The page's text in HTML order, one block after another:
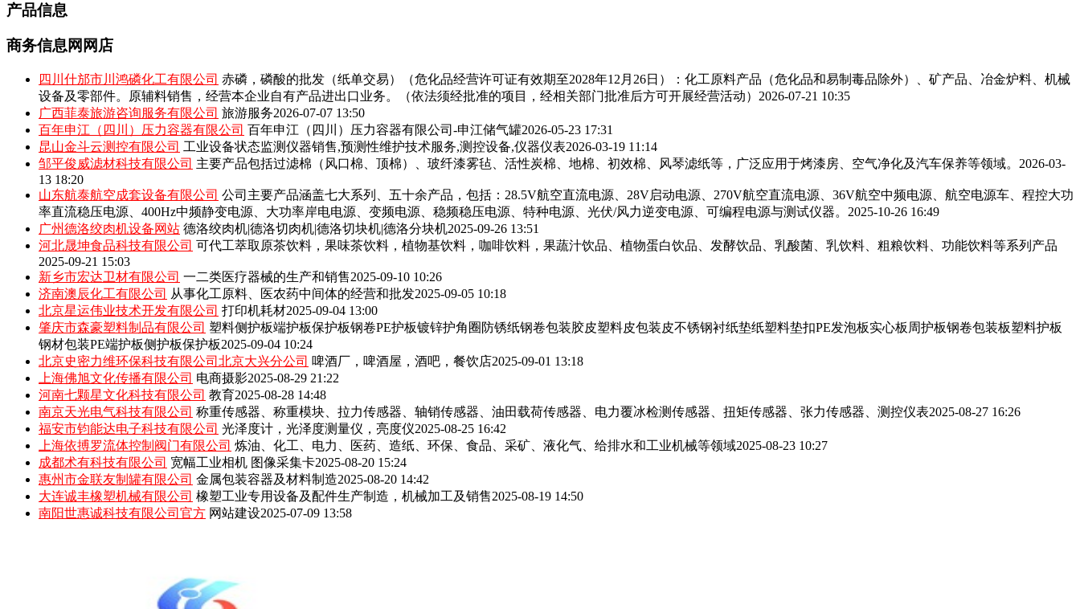
产品信息
商务信息网网店
四川什邡市川鸿磷化工有限公司 赤磷，磷酸的批发（纸单交易）（危化品经营许可证有效期至2028年12月26日）：化工原料产品（危化品和易制毒品除外）、矿产品、冶金炉料、机械
设备及零部件。原辅料销售，经营本企业自有产品进出口业务。（依法须经批准的项目，经相关部门批准后方可开展经营活动） 2026-07-21 10:35
广西菲泰旅游咨询服务有限公司 旅游服务2026-07-07 13:50
百年申江（四川）压力容器有限公司 百年申江（四川）压力容器有限公司-申江储气罐2026-05-23 17:31
昆山金斗云测控有限公司 工业设备状态监测仪器销售,预测性维护技术服务,测控设备,仪器仪表2026-03-19 11:14
邹平俊威滤材科技有限公司 主要产品包括‌过滤棉（风口棉、顶棉）、玻纤漆雾毡、活性炭棉、地棉、初效棉、风琴滤纸‌等，广泛应用于烤漆房、空气净化及汽车保养等领域。‌‌ 2026-03-
13 18:20
山东航泰航空成套设备有限公司 公司主要产品涵盖七大系列、五十余产品，包括：28.5V航空直流电源、28V启动电源、270V航空直流电源、36V航空中频电源、航空电源车、程控大功
率直流稳压电源、400Hz中频静变电源、大功率岸电电源、变频电源、稳频稳压电源、特种电源、光伏/风力逆变电源、可编程电源与测试仪器。 2025-10-26 16:49
广州德洛绞肉机设备网站 德洛绞肉机|德洛切肉机|德洛切块机|德洛分块机2025-09-26 13:51
河北晟坤食品科技有限公司 可代工萃取原茶饮料，果味茶饮料，植物基饮料，咖啡饮料，果蔬汁饮品、植物蛋白饮品、发酵饮品、乳酸菌、乳饮料、粗粮饮料、功能饮料等系列产品
2025-09-21 15:03
新乡市宏达卫材有限公司 一二类医疗器械的生产和销售2025-09-10 10:26
济南澳辰化工有限公司 从事化工原料、医农药中间体的经营和批发2025-09-05 10:18
北京星运伟业技术开发有限公司 打印机耗材2025-09-04 13:00
肇庆市森豪塑料制品有限公司 塑料侧护板端护板保护板钢卷PE护板镀锌护角圈防锈纸钢卷包装胶皮塑料皮包装皮不锈钢衬纸垫纸塑料垫扣PE发泡板实心板周护板钢卷包装板塑料护板
钢材包装PE端护板侧护板保护板2025-09-04 10:24
北京史密力维环保科技有限公司北京大兴分公司 啤酒厂，啤酒屋，酒吧，餐饮店2025-09-01 13:18
上海佛旭文化传播有限公司 电商摄影2025-08-29 21:22
河南七颗星文化科技有限公司 教育2025-08-28 14:48
南京天光电气科技有限公司 称重传感器、称重模块、拉力传感器、轴销传感器、油田载荷传感器、电力覆冰检测传感器、扭矩传感器、张力传感器、测控仪表2025-08-27 16:26
福安市钧能达电子科技有限公司 光泽度计，光泽度测量仪，亮度仪2025-08-25 16:42
上海依搏罗流体控制阀门有限公司 炼油、化工、电力、医药、造纸、环保、食品、采矿、液化气、给排水和工业机械等领域2025-08-23 10:27
成都术有科技有限公司 宽幅工业相机 图像采集卡2025-08-20 15:24
惠州市金联友制罐有限公司 金属包装容器及材料制造2025-08-20 14:42
大连诚丰橡塑机械有限公司 橡塑工业专用设备及配件生产制造，机械加工及销售2025-08-19 14:50
南阳世惠诚科技有限公司官方 网站建设2025-07-09 13:58